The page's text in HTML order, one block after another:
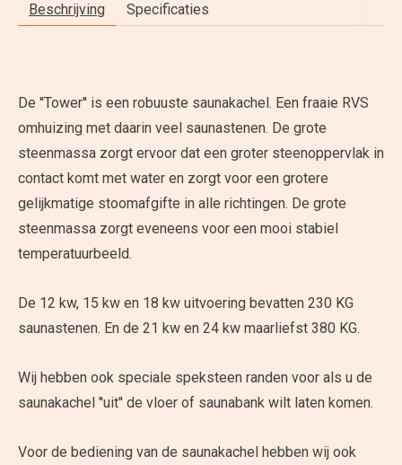
Beschrijving Specificaties
De ''Tower'' is een robuuste saunakachel. Een fraaie RVS
omhuizing met daarin veel saunastenen. De grote
steenmassa zorgt ervoor dat een groter steenoppervlak in
contact komt met water en zorgt voor een grotere
gelijkmatige stoomafgifte in alle richtingen. De grote
steenmassa zorgt eveneens voor een mooi stabiel
temperatuurbeeld.
De 12 kw, 15 kw en 18 kw uitvoering bevatten 230 KG
saunastenen. En de 21 kw en 24 kw maarliefst 380 KG.
Wij hebben ook speciale speksteen randen voor als u de
saunakachel ''uit'' de vloer of saunabank wilt laten komen.
Voor de bediening van de saunakachel hebben wij ook